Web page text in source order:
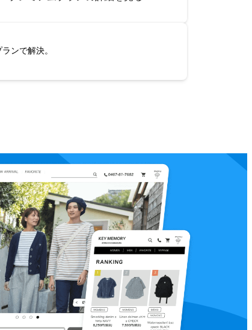
ンで解決。